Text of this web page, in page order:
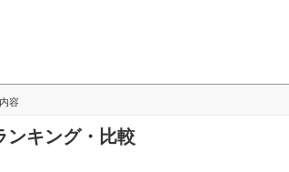
容
ンキング・比較